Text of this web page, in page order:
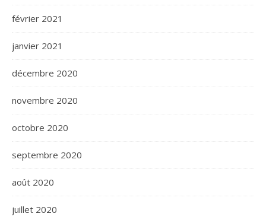
février 2021
janvier 2021
décembre 2020
novembre 2020
octobre 2020
septembre 2020
août 2020
juillet 2020